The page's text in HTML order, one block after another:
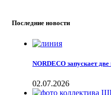
Последние новости
NORDECO запускает
02.07.2026